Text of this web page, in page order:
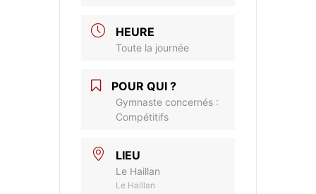
HEURE
Toute la journée
POUR QUI ?
Gymnaste concernés :
Compétitifs
LIEU
Le Haillan
Le Haillan